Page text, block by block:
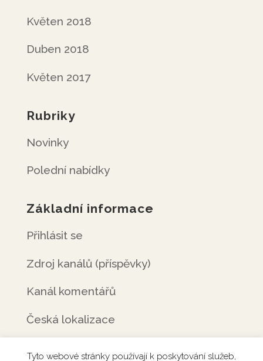
Květen 2018
Duben 2018
Květen 2017
Rubriky
Novinky
Polední nabídky
Základní informace
Přihlásit se
Zdroj kanálů (příspěvky)
Kanál komentářů
Česká lokalizace
Tyto webové stránky používají k poskytování služeb,